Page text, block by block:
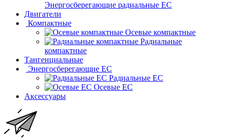
Энергосберегающие радиальные EC
Двигатели
Компактные
Осевые компактные
Радиальные
компактные
Тангенциальные
Энергосберегающие EC
Радиальные EC
Осевые EC
Аксессуары